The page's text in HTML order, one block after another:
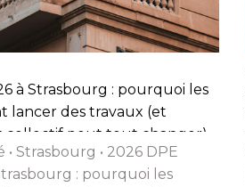
à Strasbourg : pourquoi les
lancer des travaux (et
collectif peut tout changer)
Strasbourg • 2026 DPE
: pourquoi les